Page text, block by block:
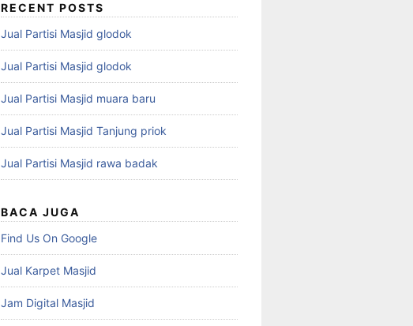
RECENT POSTS
Jual Partisi Masjid glodok
Jual Partisi Masjid glodok
Jual Partisi Masjid muara baru
Jual Partisi Masjid Tanjung priok
Jual Partisi Masjid rawa badak
BACA JUGA
Find Us On Google
Jual Karpet Masjid
Jam Digital Masjid